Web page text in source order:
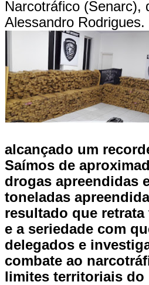
Narcotráfico (Senarc),
Alessandro Rodrigues.
alcançado um
Saímos de
drogas apreendidas
toneladas
resultado que
e a seriedade com
delegados e
combate ao
limites territoriais do